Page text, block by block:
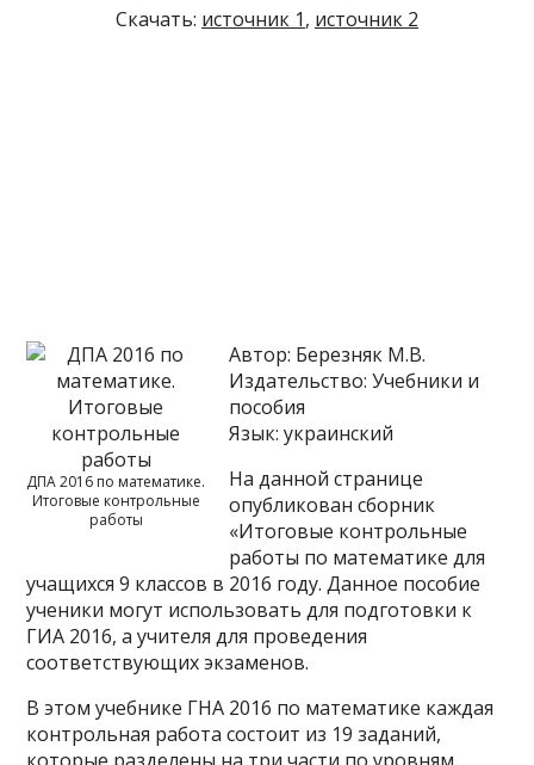
Скачать: источник 1, источник 2
ДПА 2016 по математике.
Итоговые контрольные
работы
Автор: Березняк М.В.
Издательство: Учебники и
пособия
Язык: украинский
На данной странице
опубликован сборник
«Итоговые контрольные
работы по математике для
учащихся 9 классов в 2016 году. Данное пособие
ученики могут использовать для подготовки к
ГИА 2016, а учителя для проведения
соответствующих экзаменов.
В этом учебнике ГНА 2016 по математике каждая
контрольная работа состоит из 19 заданий,